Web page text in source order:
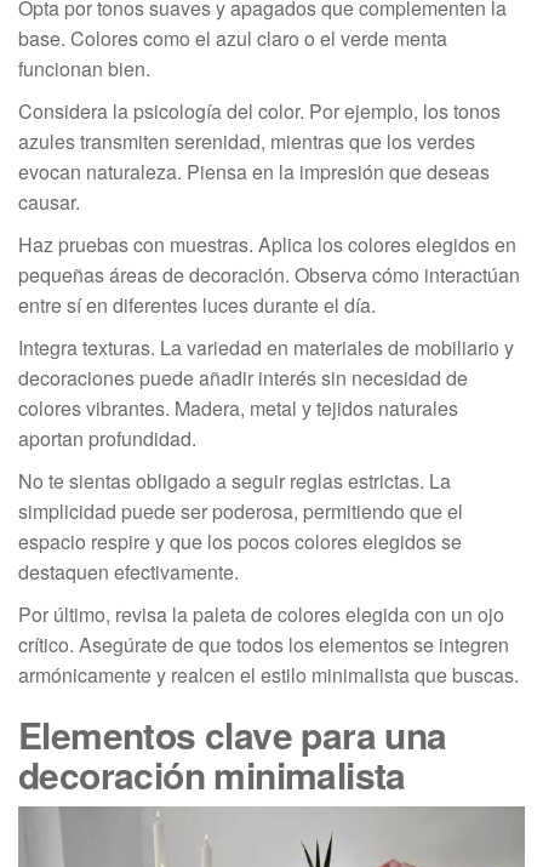
Opta por tonos suaves y apagados que complementen la
base. Colores como el azul claro o el verde menta
funcionan bien.
Considera la psicología del color. Por ejemplo, los tonos
azules transmiten serenidad, mientras que los verdes
evocan naturaleza. Piensa en la impresión que deseas
causar.
Haz pruebas con muestras. Aplica los colores elegidos en
pequeñas áreas de decoración. Observa cómo interactúan
entre sí en diferentes luces durante el día.
Integra texturas. La variedad en materiales de mobiliario y
decoraciones puede añadir interés sin necesidad de
colores vibrantes. Madera, metal y tejidos naturales
aportan profundidad.
No te sientas obligado a seguir reglas estrictas. La
simplicidad puede ser poderosa, permitiendo que el
espacio respire y que los pocos colores elegidos se
destaquen efectivamente.
Por último, revisa la paleta de colores elegida con un ojo
crítico. Asegúrate de que todos los elementos se integren
armónicamente y realcen el estilo minimalista que buscas.
Elementos clave para una
decoración minimalista